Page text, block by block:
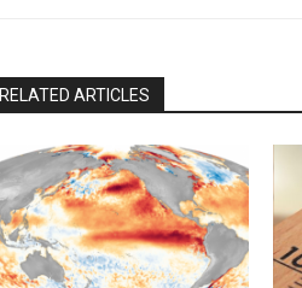
RELATED ARTICLES